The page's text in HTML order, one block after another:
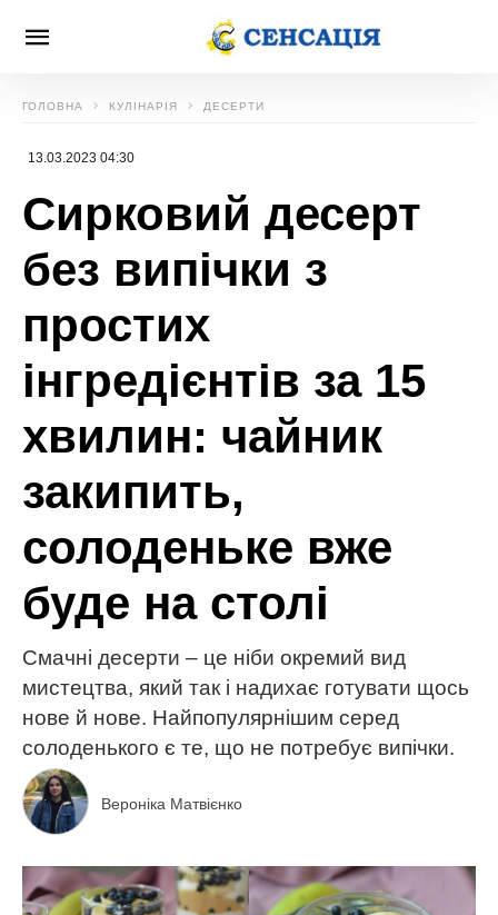
ГОЛОВНА КУЛІНАРІЯ ДЕСЕРТИ
13.03.2023 04:30
Сирковий десерт
без випічки з
простих
інгредієнтів за 15
хвилин: чайник
закипить,
солоденьке вже
буде на столі
Смачні десерти – це ніби окремий вид
мистецтва, який так і надихає готувати щось
нове й нове. Найпопулярнішим серед
солоденького є те, що не потребує випічки.
Вероніка Матвієнко